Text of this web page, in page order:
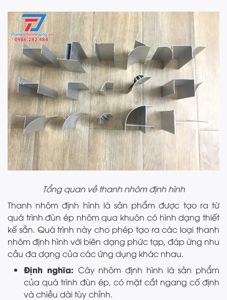
Tổng quan về thanh nhôm định hình
Thanh nhôm định hình là sản phẩm được tạo ra từ
quá trình đùn ép nhôm qua khuôn có hình dạng thiết
kế sẵn. Quá trình này cho phép tạo ra các loại thanh
nhôm định hình với biên dạng phức tạp, đáp ứng nhu
cầu đa dạng của các ứng dụng khác nhau.
Định nghĩa: Cây nhôm định hình là sản phẩm
của quá trình đùn ép, có mặt cắt ngang cố định
và chiều dài tùy chỉnh.